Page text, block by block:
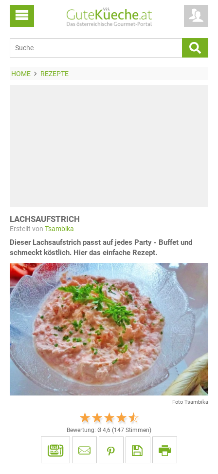
HOME REZEPTE
LACHSAUFSTRICH
Erstellt von Tsambika
Dieser Lachsaufstrich passt auf jedes Party - Buffet und
schmeckt köstlich. Hier das einfache Rezept.
Foto Tsambika
Bewertung: Ø 4,6 (147 Stimmen)